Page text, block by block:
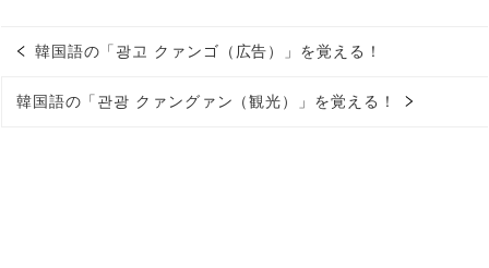
韓国語の「광고 クァンゴ（広告）」を覚える！
韓国語の「관광 クァングァン（観光）」を覚える！